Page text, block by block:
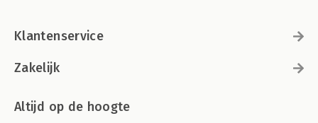
Klantenservice
Zakelijk
Altijd op de hoogte